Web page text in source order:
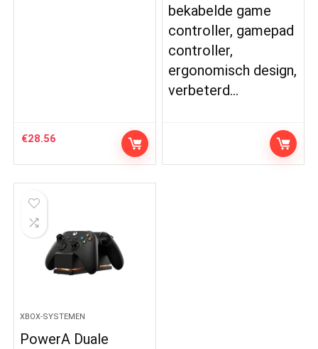
€28.56
bekabelde game
controller, gamepad
controller,
ergonomisch design,
verbeterd…
XBOX-SYSTEMEN
PowerA Duale